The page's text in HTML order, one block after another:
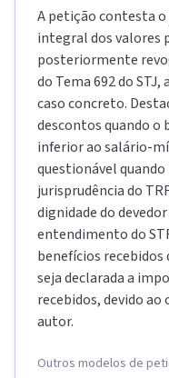
A petição contesta o
integral dos valores
posteriormente
do Tema 692 do
caso concreto.
descontos quando o
inferior ao salário-
questionável
jurisprudência do
dignidade do
entendimento do
benefícios recebidos
seja declarada a
recebidos, devido
autor.
Outros modelos de